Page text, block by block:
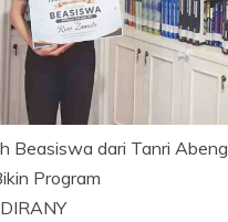
Beasiswa dari Tanri Abeng
Program